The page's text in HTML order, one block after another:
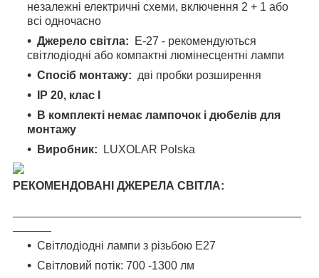
незалежні електричні схеми, включення 2 + 1 або
всі одночасно
Джерело світла: E-27 - рекомендуються
світлодіодні або компактні люмінесцентні лампи
Спосіб монтажу: дві пробки розширення
IP 20, клас I
В комплекті немає лампочок і дюбелів для
монтажу
Виробник:
LUXOLAR Polska
РЕКОМЕНДОВАНІ ДЖЕРЕЛА СВІТЛА:
Світлодіодні лампи з різьбою Е27
Світловий потік: 700 -1300 лм